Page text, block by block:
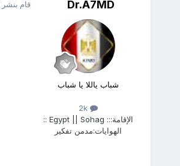
Dr.A7MD
شباب ياللا يا شباب
2k
الإقامة::: Egypt || Sohag ::
الهوايات:مدمن تفكير
قام بنشر